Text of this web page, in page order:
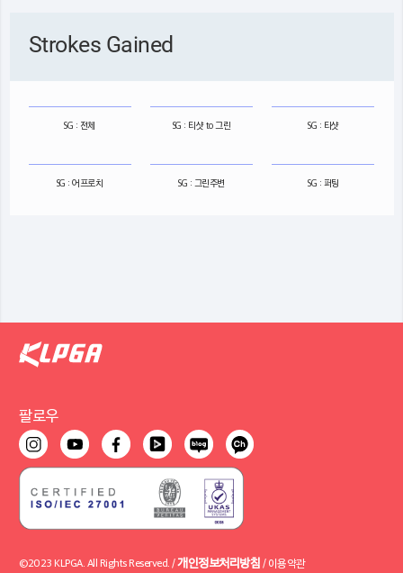
Strokes Gained
SG : 전체 SG : 티샷 to 그린 SG : 티샷
SG : 어프로치 SG : 그린주변 SG : 퍼팅
팔로우
©2023 KLPGA. All Rights Reserved. /개인정보처리방침 / 이용약관